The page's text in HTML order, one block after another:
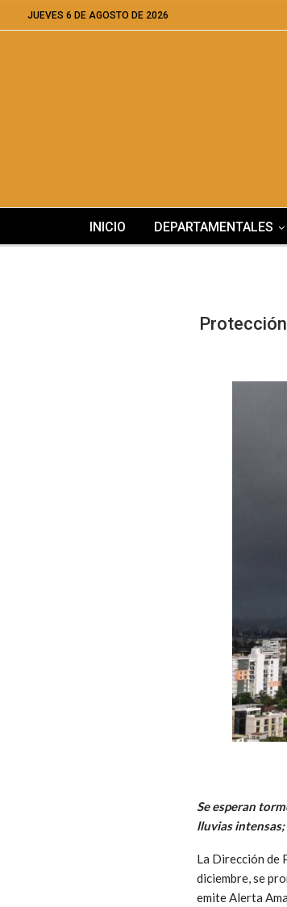
JUEVES 6 DE AGOSTO DE 2026
INICIO DEPARTAMENTALES
Se esperan
lluvias
La Dirección de
diciembre, se
emite Alerta